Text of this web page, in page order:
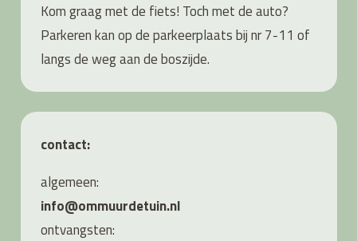
Kom graag met de fiets! Toch met de auto?
Parkeren kan op de parkeerplaats bij nr 7-11 of
langs de weg aan de boszijde.
contact:
algemeen:
info@ommuurdetuin.nl
ontvangsten: